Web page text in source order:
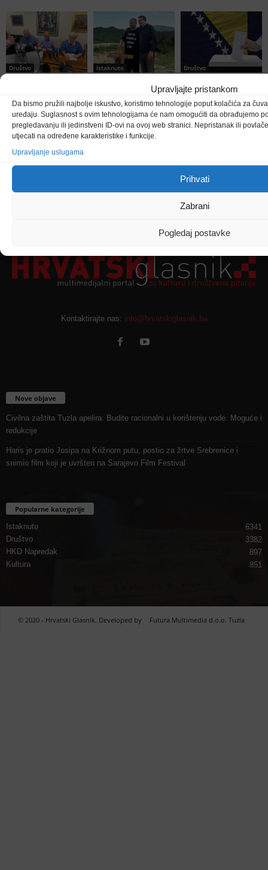
Upravljajte pristankom
Da bismo pružili najbolje iskustvo, koristimo tehnologije poput kolačića za
uređaju. Suglasnost s ovim tehnologijama će nam omogućiti da obrađujemo
pregledavanju ili jedinstveni ID-ovi na ovoj web stranici. Nepristanak ili
utjecati na određene karakteristike i funkcije.
Upravljanje uslugama
Prihvati
Zabrani
Pogledaj postavke
Društvo
Moguće i redukcije
Istaknuto
Križnom putu, postio za
žrtve Srebrenice i snimio
film koji je uvršten na
Sarajevo Film Festival
Društvo
glasati 50 tisuća birača iz
inozemstva
Kontaktirajte nas: info@hrvatskiglasnik.ba
Nove objave
Civilna zaštita Tuzla apelira: Budite racionalni u korištenju vode. Moguće i
redukcije
Haris je pratio Josipa na Križnom putu, postio za žrtve Srebrenice i
snimio film koji je uvršten na Sarajevo Film Festival
Popularne kategorije
Istaknuto
6341
Društvo
3382
HKD Napredak
897
Kultura
851
© 2020 - Hrvatski Glasnik. Developed by Futura Multimedia d.o.o. Tuzla